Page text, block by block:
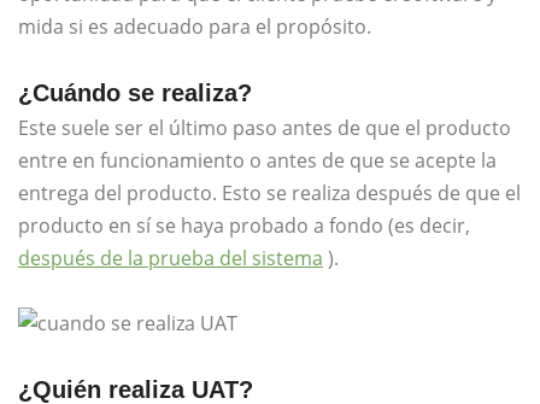
mida si es adecuado para el propósito.
¿Cuándo se realiza?
Este suele ser el último paso antes de que el producto
entre en funcionamiento o antes de que se acepte la
entrega del producto. Esto se realiza después de que el
producto en sí se haya probado a fondo (es decir,
después de la prueba del sistema ).
¿Quién realiza UAT?